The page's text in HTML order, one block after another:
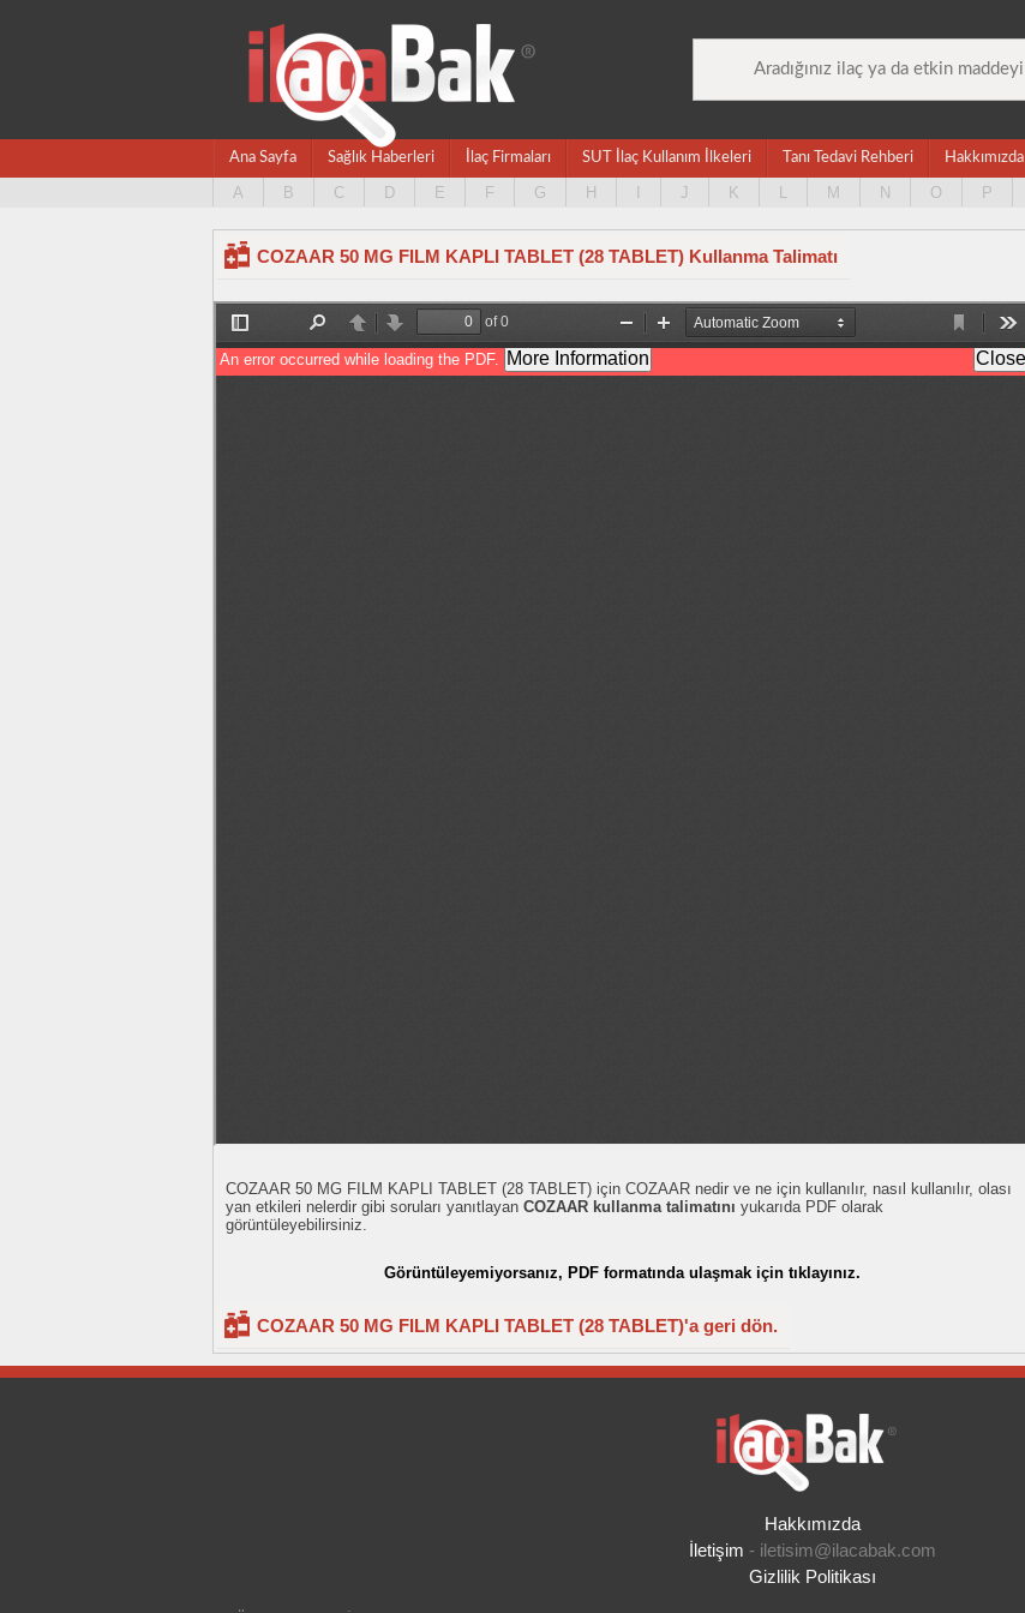
Ana Sayfa Sağlık Haberleri İlaç Firmaları SUT İlaç Kullanım İlkeleri Tanı Tedavi Rehberi Hakkımızda
A B C D E F G H J K L M N O P
COZAAR 50 MG FILM KAPLI TABLET (28 TABLET) Kullanma Talimatı
COZAAR 50 MG FILM KAPLI TABLET (28 TABLET) için COZAAR nedir ve ne için kullanılır, nasıl kullanılır, olası
yan etkileri nelerdir gibi soruları yanıtlayan COZAAR kullanma talimatını yukarıda PDF olarak
görüntüleyebilirsiniz.
Görüntüleyemiyorsanız, PDF formatında ulaşmak için tıklayınız.
COZAAR 50 MG FILM KAPLI TABLET (28 TABLET)'a geri dön.
Hakkımızda
İletişim - iletisim@ilacabak.com
Gizlilik Politikası